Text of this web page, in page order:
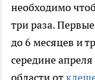
необходимо
три раза.
до 6 месяцев и
середине